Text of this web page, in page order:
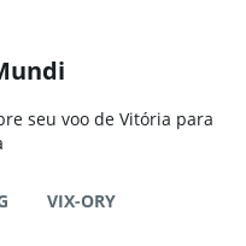
seu voo de Vitória para
VIX-ORY